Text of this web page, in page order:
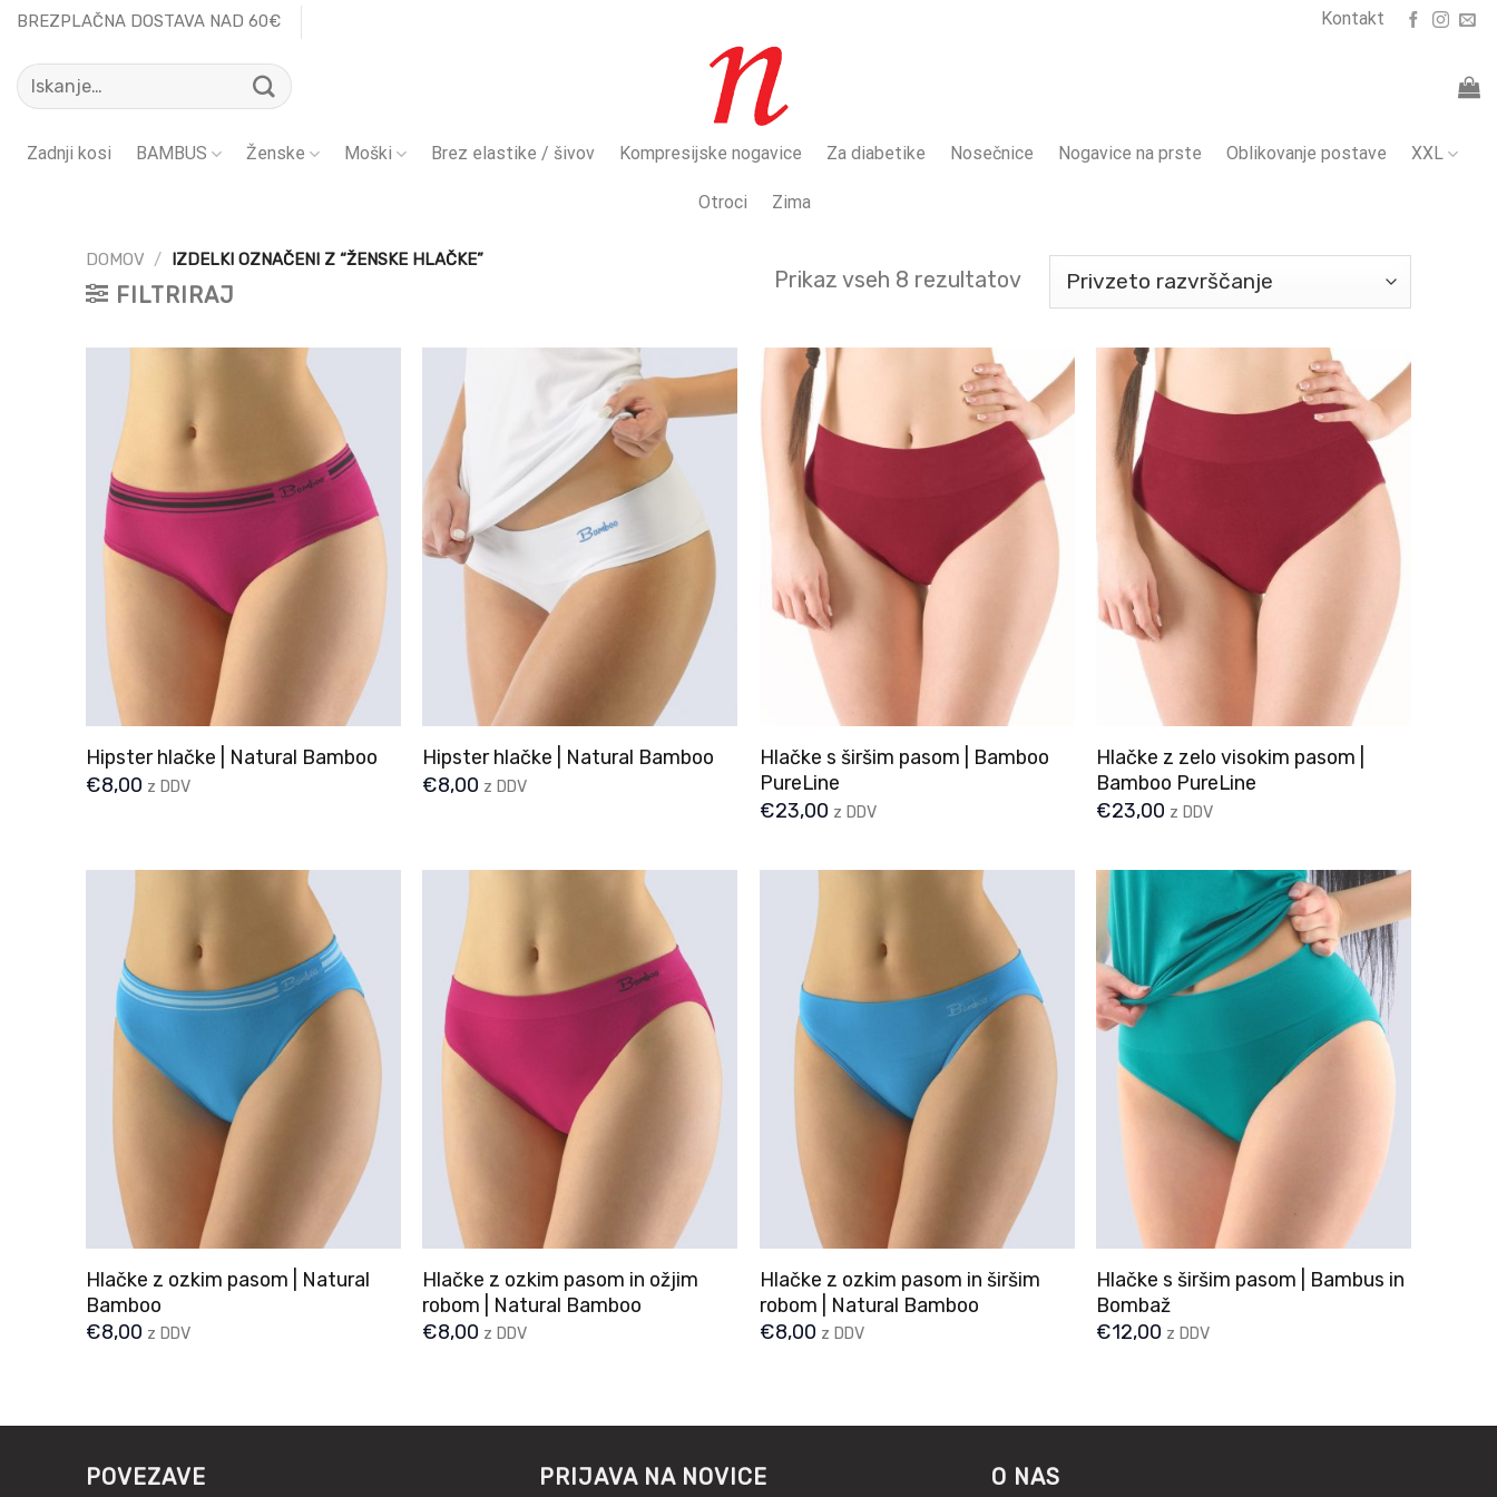
Skoči
vsebino
BREZPLAČNA DOSTAVA NAD 60€ Kontakt
Išči:
Zadnji kosi BAMBUS Ženske Moški Brez elastike / šivov Kompresijske nogavice Za diabetike Nosečnice Nogavice na prste Oblikovanje postave XXL
Otroci Zima
DOMOV / IZDELKI OZNAČENI Z “ŽENSKE HLAČKE”
FILTRIRAJ
Prikaz vseh 8 rezultatov
Hipster hlačke | Natural Bamboo
€8,00 z DDV
Hipster hlačke | Natural Bamboo
€8,00 z DDV
Hlačke s širšim pasom | Bamboo
PureLine
€23,00 z DDV
Hlačke z zelo visokim pasom |
Bamboo PureLine
€23,00 z DDV
Hlačke z ozkim pasom | Natural
Bamboo
€8,00 z DDV
Hlačke z ozkim pasom in ožjim
robom | Natural Bamboo
€8,00 z DDV
Hlačke z ozkim pasom in širšim
robom | Natural Bamboo
€8,00 z DDV
Hlačke s širšim pasom | Bambus in
Bombaž
€12,00 z DDV
POVEZAVE PRIJAVA NA NOVICE O NAS